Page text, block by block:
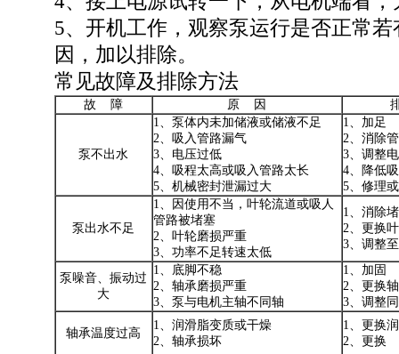
5、开机工作，观察泵运行是否正常
因，加以排除。
常见故障及排除方法
故 障 原 因
泵不出水
1、泵体内未加储液或储液不足
2、吸入管路漏气
3、电压过低
4、吸程太高或吸入管路太长
5、机械密封泄漏过大
1、加足
2、消除
3、调整
4、降低
5、修理
泵出水不足
1、因使用不当，叶轮流道或吸人
管路被堵塞
2、叶轮磨损严重
3、功率不足转速太低
1、消除
2、更换
3、调整
泵噪音、振动过
大
1、底脚不稳
2、轴承磨损严重
3、泵与电机主轴不同轴
1、加固
2、更换
3、调整
轴承温度过高
1、润滑脂变质或干燥
2、轴承损坏
1、更换
2、更换